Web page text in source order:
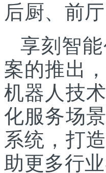
后厨、前
享刻智
案的推出
机器人技
化服务场
系统，打
助更多行